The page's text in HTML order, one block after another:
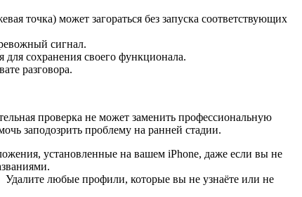
точка) может загораться без запуска соответствующих
сигнал.
сохранения своего функционала.
разговора.
проверка не может заменить профессиональную
заподозрить проблему на ранней стадии.
установленные на вашем iPhone, даже если вы не
любые профили, которые вы не узнаёте или не